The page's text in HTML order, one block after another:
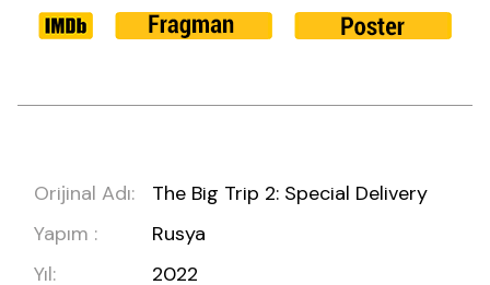
Orijinal Adı:
The Big Trip 2: Special Delivery
Yapım :
Rusya
Yıl:
2022